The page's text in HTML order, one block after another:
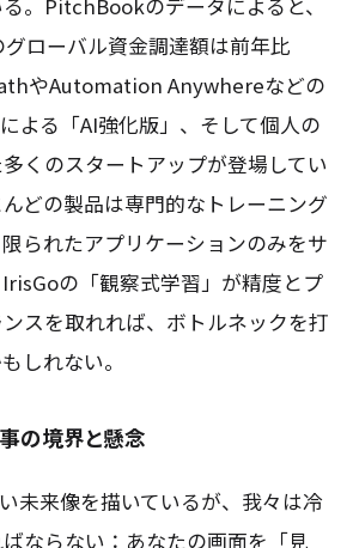
。PitchBookのデータによると、
ローバル資金調達額は前年比
やAutomation Anywhereなどの
よる「AI強化版」、そして個人の
くのスタートアップが登場してい
どの製品は専門的なトレーニング
られたアプリケーションのみをサ
の「観察式学習」が精度とプ
スを取れれば、ボトルネックを打
しれない。
の境界と懸念
未来像を描いているが、我々は冷
ならない：あなたの画面を「見